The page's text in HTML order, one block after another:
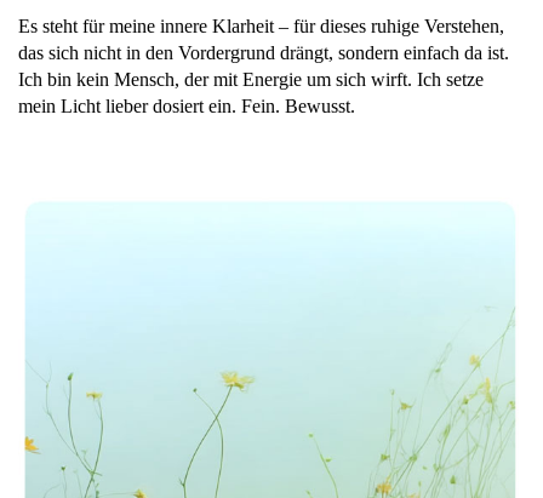
Es steht für meine innere Klarheit – für dieses ruhige Verstehen,
das sich nicht in den Vordergrund drängt, sondern einfach da ist.
Ich bin kein Mensch, der mit Energie um sich wirft. Ich setze
mein Licht lieber dosiert ein. Fein. Bewusst.